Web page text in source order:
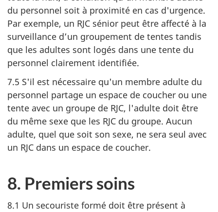
du personnel soit à proximité en cas d'urgence.
Par exemple, un RJC sénior peut être affecté à la
surveillance d’un groupement de tentes tandis
que les adultes sont logés dans une tente du
personnel clairement identifiée.
7.5 S'il est nécessaire qu'un membre adulte du
personnel partage un espace de coucher ou une
tente avec un groupe de RJC, l'adulte doit être
du même sexe que les RJC du groupe. Aucun
adulte, quel que soit son sexe, ne sera seul avec
un RJC dans un espace de coucher.
8. Premiers soins
8.1 Un secouriste formé doit être présent à